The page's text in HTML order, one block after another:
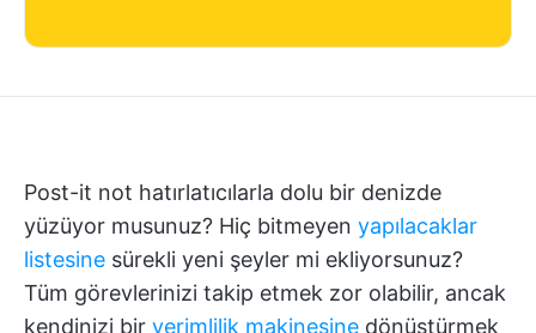
Post-it not hatırlatıcılarla dolu bir denizde
yüzüyor musunuz? Hiç bitmeyen yapılacaklar
listesine sürekli yeni şeyler mi ekliyorsunuz?
Tüm görevlerinizi takip etmek zor olabilir, ancak
kendinizi bir verimlilik makinesine dönüştürmek